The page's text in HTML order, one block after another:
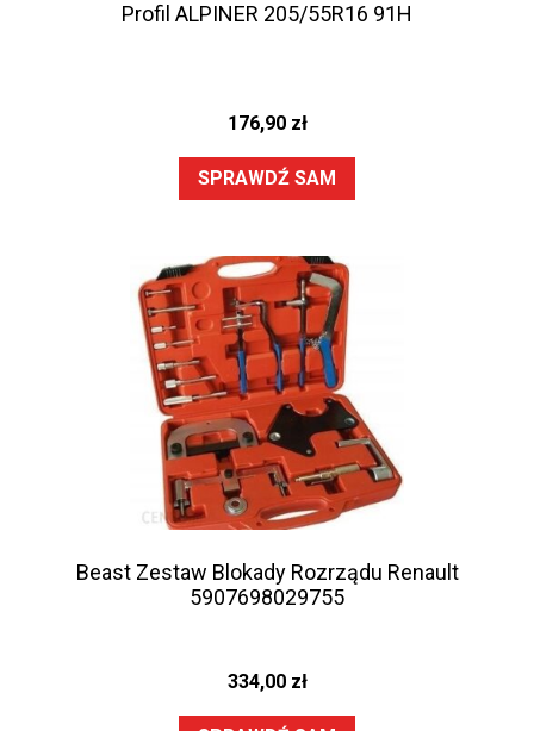
Profil ALPINER 205/55R16 91H
176,90 zł
SPRAWDŹ SAM
Beast Zestaw Blokady Rozrządu Renault
5907698029755
334,00 zł